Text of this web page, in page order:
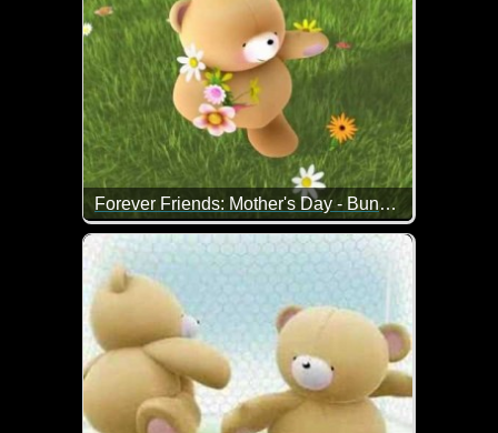
Forever Friends: Mother's Day - Bunches of love
Blumen für die liebe Mama zum Muttertag.